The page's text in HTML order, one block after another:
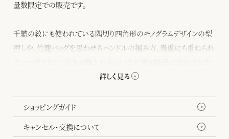
量数限定での販売です。
千總の紋にも使われている隅切り四角形のモノグラムデザインの型
押しや、竹籠バッグを思わせるハンドルの編み方、幾重にも重ねられ
バッグと同じデザインのカードケースです。
ポケットが3つあり、名刺10枚ぐらいの他、クレジットカードも収納可
能。バッグやウォレットとお揃いも楽しめるユニセックスなカラー展開
なので、カップルでペアで持つのもおすすめです。
ショッピングガイド
キャンセル・交換について